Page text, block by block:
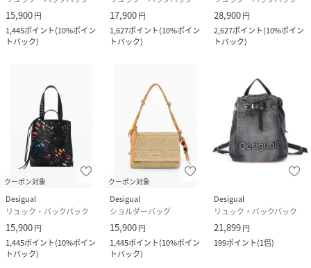
15,900円
1,445ポイント(10%ポイン
トバック)
17,900円
1,627ポイント(10%ポイン
トバック)
28,900円
2,627ポイント(10%ポイン
トバック)
クーポン対象
Desigual
リュック・バックパック
15,900円
1,445ポイント(10%ポイン
トバック)
クーポン対象
Desigual
ショルダーバッグ
15,900円
1,445ポイント(10%ポイン
トバック)
Desigual
リュック・バックパック
21,899円
199ポイント(1倍)